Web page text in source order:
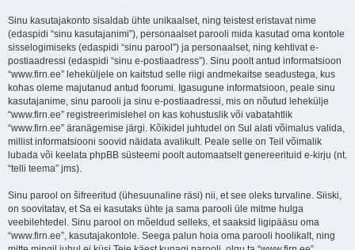
Sinu kasutajakonto sisaldab ühte unikaalset, ning teistest eristavat nime
(edaspidi “sinu kasutajanimi”), personaalset parooli mida kasutad oma kontole
sisselogimiseks (edaspidi “sinu parool”) ja personaalset, ning kehtivat e-
postiaadressi (edaspidi “sinu e-postiaadress”). Sinu poolt antud informatsioon
“www.firn.ee” leheküljele on kaitstud selle riigi andmekaitse seadustega, kus
kohas oleme majutanud antud foorumi. Igasugune informatsioon, peale sinu
kasutajanime, sinu parooli ja sinu e-postiaadressi, mis on nõutud lehekülje
“www.firn.ee” registreerimislehel on kas kohustuslik või vabatahtlik
“www.firn.ee” äranägemise järgi. Kõikidel juhtudel on Sul alati võimalus valida,
millist informatsiooni soovid näidata avalikult. Peale selle on Teil võimalik
lubada või keelata phpBB süsteemi poolt automaatselt genereerituid e-kirju (nt.
“telli teema” jms).
Sinu parool on šifreeritud (ühesuunaline räsi) nii, et see oleks turvaline. Siiski,
on soovitatav, et Sa ei kasutaks ühte ja sama parooli üle mitme hulga
veebilehtedel. Sinu parool on mõeldud selleks, et saaksid ligipääsu oma
“www.firn.ee”, kasutajakontole. Seega palun hoia oma parooli hoolikalt, ning